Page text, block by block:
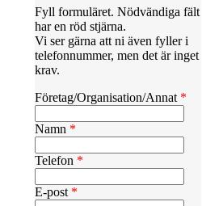
Fyll formuläret. Nödvändiga fält
har en röd stjärna.
Vi ser gärna att ni även fyller i
telefonnummer, men det är inget
krav.
Företag/Organisation/Annat *
Namn *
Telefon *
E-post *